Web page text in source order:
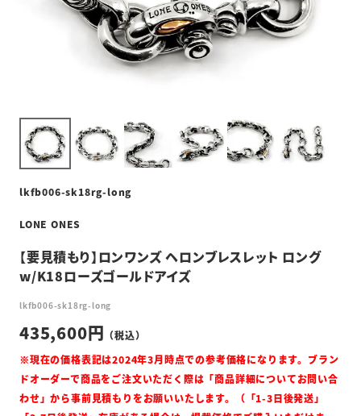
lkfb006-sk18rg-long
LONE ONES
【要見積もり】ロンワンズ ヘロンブレスレット ロング
w/K18ローズゴールドアイズ
lkfb006-sk18rg-long
435,600